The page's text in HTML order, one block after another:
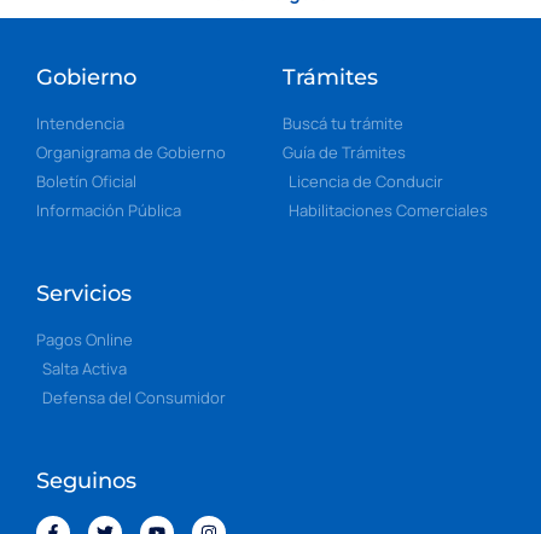
Gobierno
Intendencia
Organigrama de Gobierno
Boletín Oficial
Información Pública
Trámites
Buscá tu trámite
Guía de Trámites
Licencia de Conducir
Habilitaciones Comerciales
Servicios
Pagos Online
Salta Activa
Defensa del Consumidor
Seguinos